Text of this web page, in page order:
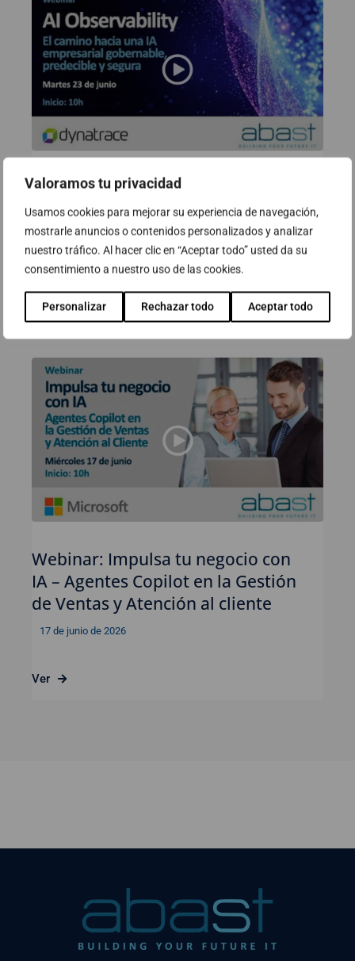
Valoramos tu privacidad
Usamos cookies para mejorar su experiencia de navegación,
mostrarle anuncios o contenidos personalizados y analizar
nuestro tráfico. Al hacer clic en “Aceptar todo” usted da su
consentimiento a nuestro uso de las cookies.
Personalizar Rechazar todo Aceptar todo
Webinar: AI Observability. El
camino hacia una IA empresarial
gobernable, predecible y segura
Ver
Webinar: Impulsa tu negocio con
IA – Agentes Copilot en la Gestión
de Ventas y Atención al cliente
17 de junio de 2026
Ver